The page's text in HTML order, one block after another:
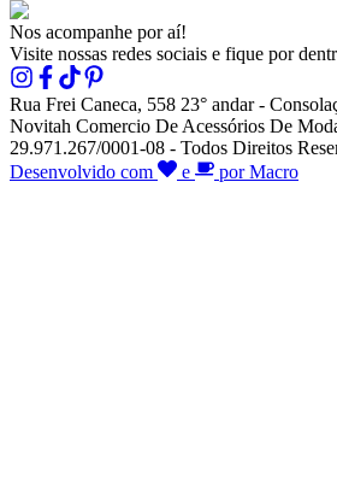
Nos acompanhe por aí!
Visite nossas redes sociais e fique por
Rua Frei Caneca, 558 23° andar -
Novitah Comercio De Acessórios De
29.971.267/0001-08 - Todos Direitos
Desenvolvido com
e por Macro